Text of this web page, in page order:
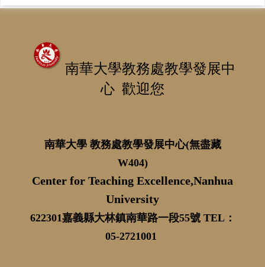
南華大學教務處教學發展中
心 歡迎您
南華大學 教務處教學發展中心(無盡藏
W404)
Center for Teaching Excellence,Nanhua
University
622301嘉義縣大林鎮南華路一段55號 TEL：
05-2721001